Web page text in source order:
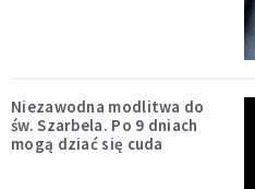
Niezawodna modlitwa do
św. Szarbela. Po 9 dniach
mogą dziać się cuda